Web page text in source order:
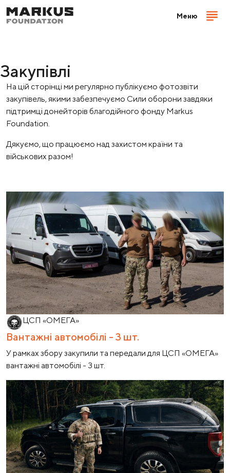
Меню
Закупівлі
На цій сторінці ми регулярно публікуємо фотозвіти
закупівель, якими забезпечуємо Сили оборони завдяки
підтримці донейторів благодійного фонду Markus
Foundation.
Дякуємо, що працюємо над захистом країни та
військових разом!
ЦСП «ОМЕГА»
Вантажні автомобілі - 3 шт.
У рамках збору закупили та передали для ЦСП «ОМЕГА»
вантажні автомобілі - 3 шт.